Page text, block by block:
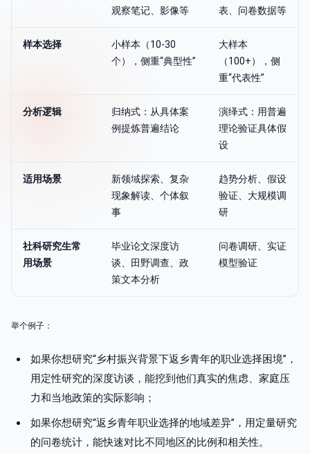
观察笔记、影像等
表、问卷数据等
样本选择
小样本（10-30
个），侧重“典型性”
大样本
（100+），侧
重“代表性”
分析逻辑
归纳式：从具体案
例提炼普遍结论
演绎式：用普遍
理论验证具体假
设
适用场景
新领域探索、复杂
现象解读、个体叙
事
趋势分析、假设
验证、大规模调
研
社科研究生常
用场景
毕业论文深度访
谈、田野调查、政
策文本分析
问卷调研、实证
模型验证
举个例子：
如果你想研究“乡村振兴背景下返乡青年的职业选择困境”，
用定性研究的深度访谈，能挖到他们真实的焦虑、家庭压
力和当地政策的实际影响；
如果你想研究“返乡青年职业选择的地域差异”，用定量研究
的问卷统计，能快速对比不同地区的比例和相关性。